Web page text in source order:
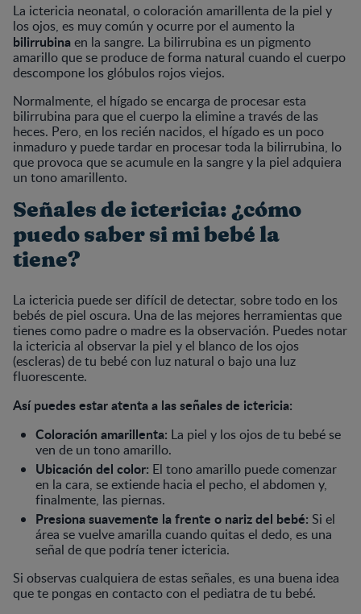
La ictericia neonatal, o coloración amarillenta de la piel y
los ojos, es muy común y ocurre por el aumento la
bilirrubinaen la sangre. La bilirrubina es un pigmento
amarillo que se produce de forma natural cuando el cuerpo
descompone los glóbulos rojos viejos.
Normalmente, el hígado se encarga de procesar esta
bilirrubina para que el cuerpo la elimine a través de las
heces. Pero, en los recién nacidos, el hígado es un poco
inmaduro y puede tardar en procesar toda la bilirrubina, lo
que provoca que se acumule en la sangre y la piel adquiera
un tono amarillento.
Señales de ictericia: ¿cómo
puedo saber si mi bebé la
tiene?
La ictericia puede ser difícil de detectar, sobre todo en los
bebés de piel oscura. Una de las mejores herramientas que
tienes como padre o madre es la observación. Puedes notar
la ictericia al observar la piel y el blanco de los ojos
(escleras) de tu bebé con luz natural o bajo una luz
fluorescente.
Así puedes estar atenta a las señales de ictericia:
Coloración amarillenta: La piel y los ojos de tu bebé se
ven de un tono amarillo.
Ubicación del color: El tono amarillo puede comenzar
en la cara, se extiende hacia el pecho, el abdomen y,
finalmente, las piernas.
Presiona suavemente la frente o nariz del bebé: Si el
área se vuelve amarilla cuando quitas el dedo, es una
señal de que podría tener ictericia.
Si observas cualquiera de estas señales, es una buena idea
que te pongas en contacto con el pediatra de tu bebé.